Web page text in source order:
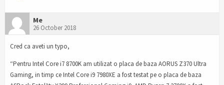
Me
26 October 2018
Cred ca aveti un typo,
“Pentru Intel Core i7 8700K am utilizat o placa de baza AORUS Z370 Ultra
Gaming, in timp ce Intel Core i9 7980XE a fost testat pe o placa de baza